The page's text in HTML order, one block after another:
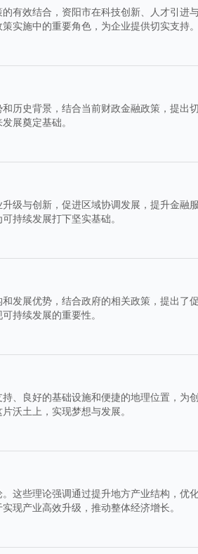
有效结合，资阳市在科技创新、人才引进
实施中的重要角色，为企业提供切实支持。
历史背景，结合当前财政金融政策，提出
展奠定基础。
级与创新，促进区域协调发展，提升金融
持续发展打下坚实基础。
发展优势，结合政府的相关政策，提出了
持续发展的重要性。
、良好的基础设施和便捷的地理位置，为
沃土上，实现梦想与发展。
这些理论强调通过提升地方产业结构，优
现产业高效升级，推动整体经济增长。